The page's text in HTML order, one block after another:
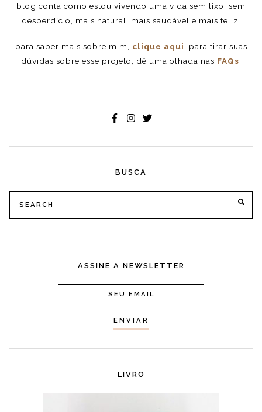
blog conta como estou vivendo uma vida sem lixo, sem
desperdício, mais natural, mais saudável e mais feliz.
para saber mais sobre mim, clique aqui . para tirar suas
dúvidas sobre esse projeto, dê uma olhada nas FAQs
BUSCA
for:
ASSINE A NEWSLETTER
LIVRO